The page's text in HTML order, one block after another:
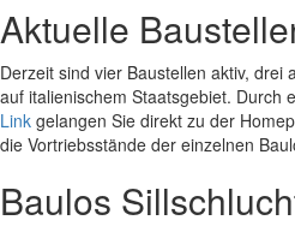
Aktuelle
Derzeit sind vier Baustellen aktiv, drei
auf italienischem Staatsgebiet. Durch
Link gelangen Sie direkt zu der
die Vortriebsstände der einzelnen
Baulos